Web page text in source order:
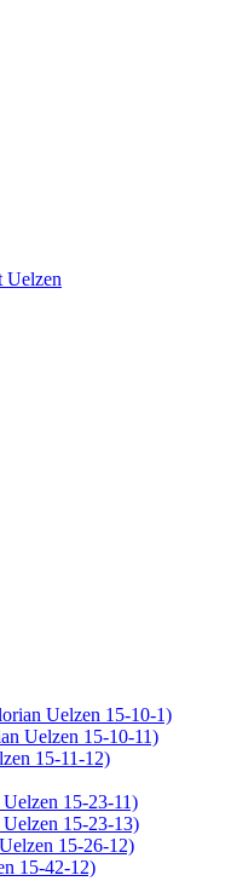
Uelzen
Uelzen 15-10-1)
Uelzen 15-10-11)
15-11-12)
15-23-11)
15-23-13)
15-26-12)
15-42-12)